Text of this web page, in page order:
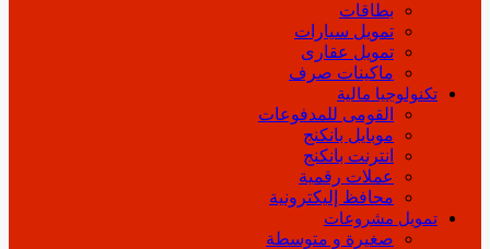
بطاقات
تمويل سيارات
تمويل عقارى
ماكينات صرف
تكنولوجيا مالية
القومى للمدفوعات
موبايل بانكنج
انترنت بانكنج
عملات رقمية
محافظ إليكترونية
تمويل مشروعات
صغيرة و متوسطة